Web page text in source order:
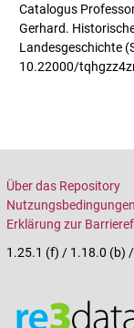
Catalogus
Gerhard.
Landesgeschichte
10.22000/
Über das Repository
Nutzungsbedingungen
Erklärung zur
1.25.1 (f) / 1.18.0 (b)